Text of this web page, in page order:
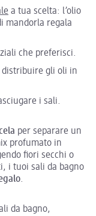
a tua scelta: l’olio
mandorla regala
che preferisci.
distribuire gli oli in
i sali.
per separare un
profumato in
fiori secchi o
i tuoi sali da bagno
.
da bagno,